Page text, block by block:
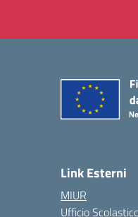
Link Esterni
MIUR
Ufficio